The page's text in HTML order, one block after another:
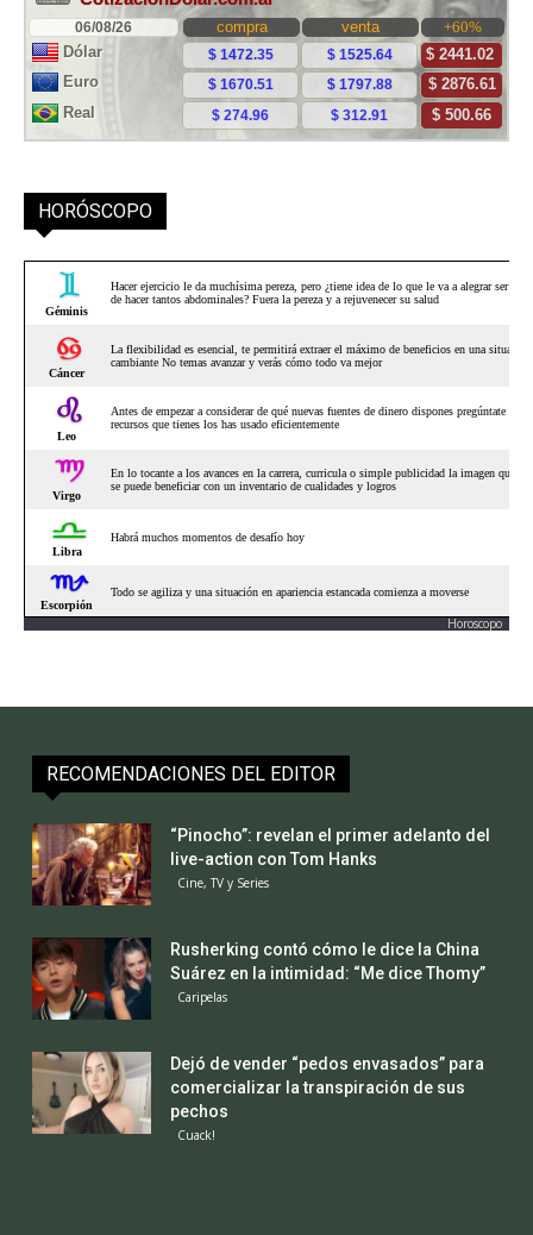
HORÓSCOPO
Horoscopo
RECOMENDACIONES DEL EDITOR
“Pinocho”: revelan el primer adelanto del
live-action con Tom Hanks
Cine, TV y Series
Rusherking contó cómo le dice la China
Suárez en la intimidad: “Me dice Thomy”
Caripelas
Dejó de vender “pedos envasados” para
comercializar la transpiración de sus
pechos
Cuack!